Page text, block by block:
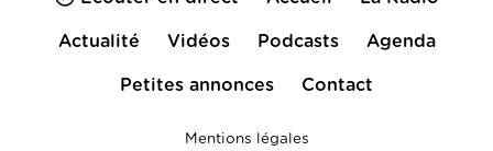
Actualité Vidéos Podcasts Agenda
Petites annonces Contact
Mentions légales